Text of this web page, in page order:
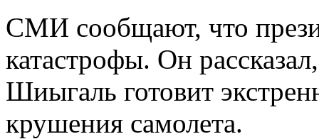
СМИ сообщают, что
катастрофы. Он
Шиыгаль готовит
крушения самолета.